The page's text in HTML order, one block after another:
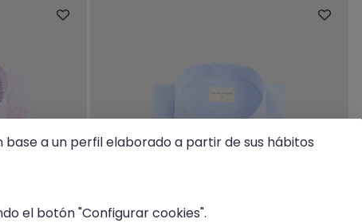
a un perfil elaborado a partir de sus hábitos
el botón "Configurar cookies".